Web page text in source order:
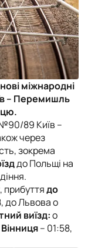
міжнародні
– Перемишль
№90/89 Київ –
через
зокрема
до Польщі на
прибуттядо
до Львова о
виїзд:о
Вінниця– 01:58,